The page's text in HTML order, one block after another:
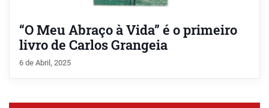
“O Meu Abraço à Vida” é o primeiro
livro de Carlos Grangeia
6 de Abril, 2025